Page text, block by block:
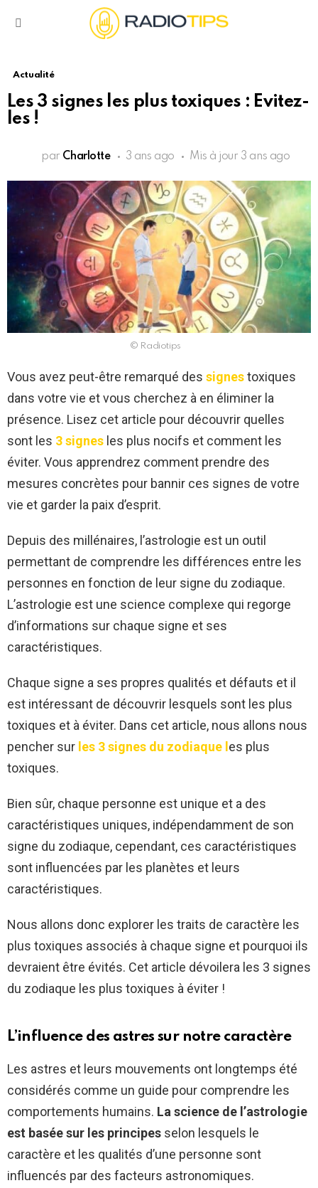
Actualité
Les 3 signes les plus toxiques : Evitez-
les !
par Charlotte 3 ans ago Mis à jour 3 ans ago
© Radiotips
Vous avez peut-être remarqué des signestoxiques
dans votre vie et vous cherchez à en éliminer la
présence. Lisez cet article pour découvrir quelles
sont les 3 signes les plus nocifs et comment les
éviter. Vous apprendrez comment prendre des
mesures concrètes pour bannir ces signes de votre
vie et garder la paix d’esprit.
Depuis des millénaires, l’astrologie est un outil
permettant de comprendre les différences entre les
personnes en fonction de leur signe du zodiaque.
L’astrologie est une science complexe qui regorge
d’informations sur chaque signe et ses
caractéristiques.
Chaque signe a ses propres qualités et défauts et il
est intéressant de découvrir lesquels sont les plus
toxiques et à éviter. Dans cet article, nous allons nous
pencher sur les 3 signes du zodiaque l es plus
toxiques.
Bien sûr, chaque personne est unique et a des
caractéristiques uniques, indépendamment de son
signe du zodiaque, cependant, ces caractéristiques
sont influencées par les planètes et leurs
caractéristiques.
Nous allons donc explorer les traits de caractère les
plus toxiques associés à chaque signe et pourquoi ils
devraient être évités. Cet article dévoilera les 3 signes
du zodiaque les plus toxiques à éviter !
L’influence des astres sur notre caractère
Les astres et leurs mouvements ont longtemps été
considérés comme un guide pour comprendre les
comportements humains. La science de l’astrologie
est basée sur les principes selon lesquels le
caractère et les qualités d’une personne sont
influencés par des facteurs astronomiques.